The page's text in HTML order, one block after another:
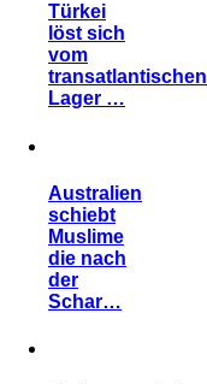
Türkei
löst sich
vom
transatlantischen
Lager …
Australien
schiebt
Muslime
die nach
der
Schar…